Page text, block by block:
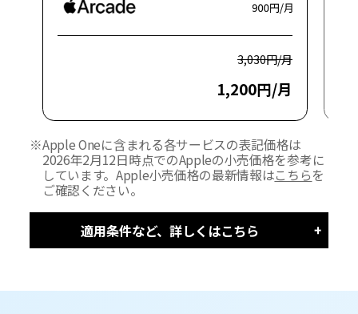
3,030円/月
1,200円/月
※Apple Oneに含まれる各サービスの表記価格は
2026年2月12日時点でのAppleの小売価格を参考に
しています。Apple小売価格の最新情報はこちらを
ご確認ください。
適用条件など、詳しくはこちら